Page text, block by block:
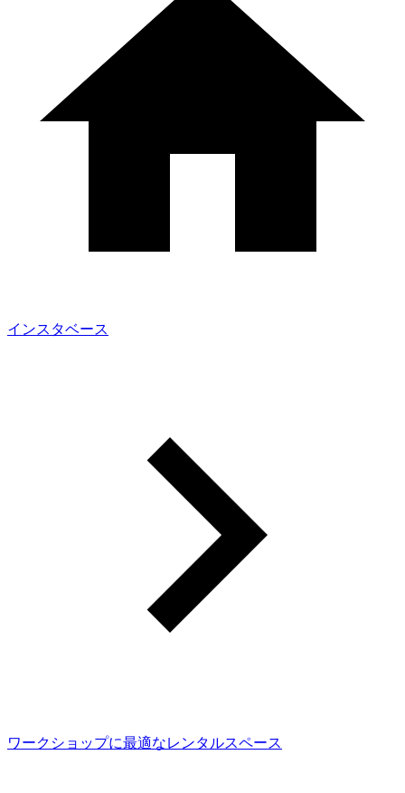
インスタベース
ワークショップに最適なレンタルスペース